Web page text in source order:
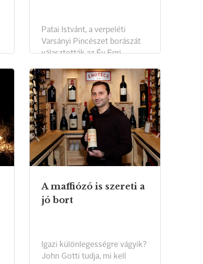
Patai Istvánt, a verpeléti
Varsányi Pincészet borászát
választották az Év Egri
A maffiózó is szereti a
jó bort
Igazi különlegességre vágyik?
John Gotti tudja, mi kell